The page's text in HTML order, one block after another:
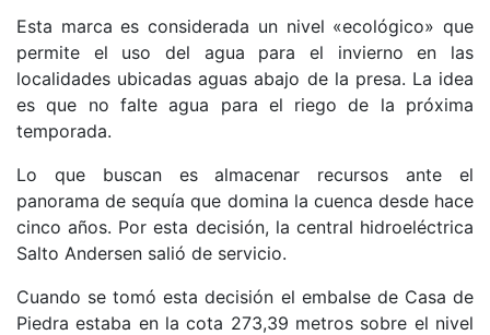
Esta marca es considerada un nivel «ecológico» que
permite el uso del agua para el invierno en las
localidades ubicadas aguas abajo de la presa. La idea
es que no falte agua para el riego de la próxima
temporada.
Lo que buscan es almacenar recursos ante el
panorama de sequía que domina la cuenca desde hace
cinco años. Por esta decisión, la central hidroeléctrica
Salto Andersen salió de servicio.
Cuando se tomó esta decisión el embalse de Casa de
Piedra estaba en la cota 273,39 metros sobre el nivel